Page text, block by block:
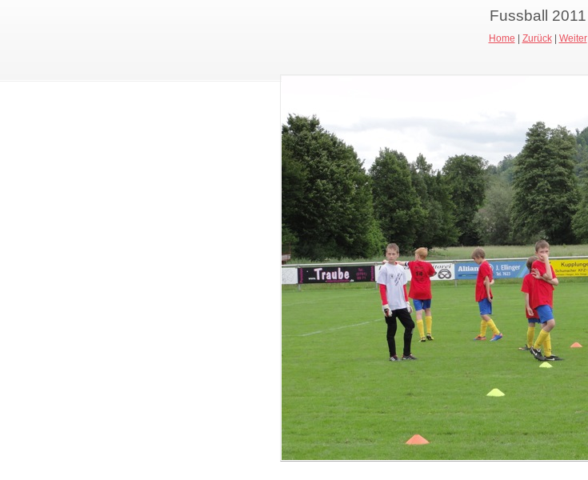
Fussball 2011
Home Zurück| Weiter